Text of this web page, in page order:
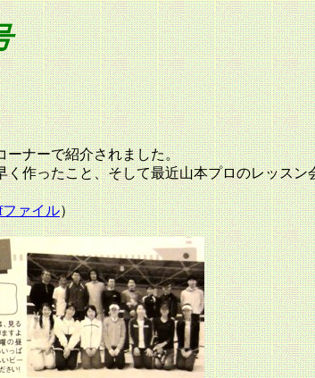
ーナーで紹介されました。
作ったこと、そして最近山本プロのレッス
ファイル）